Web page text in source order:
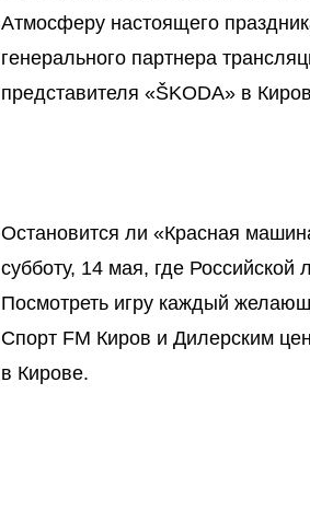
Атмосферу настоящего
генерального партнера
представителя «ŠKODA» в
Остановится ли «Красная
субботу, 14 мая, где
Посмотреть игру каждый
Спорт FM Киров и Дилерским
в Кирове.